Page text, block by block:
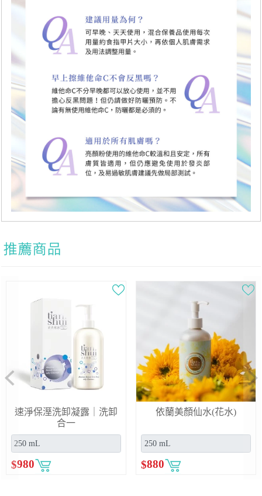
速淨保溼洗卸凝露｜洗卸
合一
$980
依蘭美顏仙水(花水)
$880
Previous